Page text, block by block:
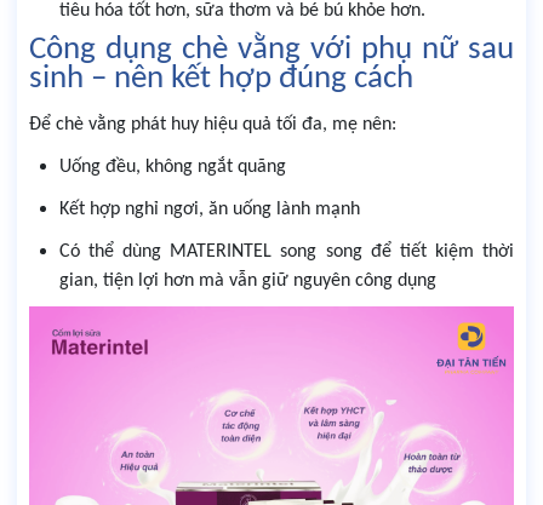
tiêu hóa tốt hơn, sữa thơm và bé bú khỏe hơn.
Công dụng chè vằng với phụ nữ sau
sinh – nên kết hợp đúng cách
Để chè vằng phát huy hiệu quả tối đa, mẹ nên:
Uống đều, không ngắt quãng
Kết hợp nghỉ ngơi, ăn uống lành mạnh
Có thể dùng MATERINTEL song song để tiết kiệm thời
gian, tiện lợi hơn mà vẫn giữ nguyên công dụng